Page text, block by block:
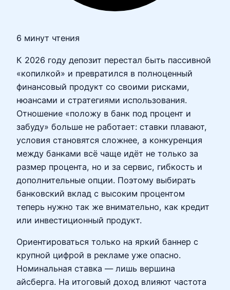
6 минут чтения
К 2026 году депозит перестал быть пассивной
«копилкой» и превратился в полноценный
финансовый продукт со своими рисками,
нюансами и стратегиями использования.
Отношение «положу в банк под процент и
забуду» больше не работает: ставки плавают,
условия становятся сложнее, а конкуренция
между банками всё чаще идёт не только за
размер процента, но и за сервис, гибкость и
дополнительные опции. Поэтому выбирать
банковский вклад с высоким процентом
теперь нужно так же внимательно, как кредит
или инвестиционный продукт.
Ориентироваться только на яркий баннер с
крупной цифрой в рекламе уже опасно.
Номинальная ставка — лишь вершина
айсберга. На итоговый доход влияют частота